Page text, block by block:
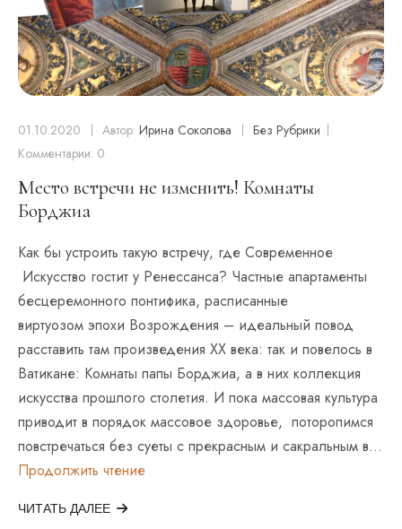
01.10.2020 Автор: Ирина Соколова
Без Рубрики
Комментарии: 0
Место встречи не изменить! Комнаты
Борджиа
Как бы устроить такую встречу, где Современное
Искусство гостит у Ренессанса? Частные апартаменты
бесцеремонного понтифика, расписанные
виртуозом эпохи Возрождения – идеальный повод
расставить там произведения XX века: так и повелось в
Ватикане: Комнаты папы Борджиа, а в них коллекция
искусства прошлого столетия. И пока массовая культура
приводит в порядок массовое здоровье, поторопимся
повстречаться без суеты с прекрасным и сакральным в…
Продолжить чтениеМесто
ЧИТАТЬ ДАЛЕЕ